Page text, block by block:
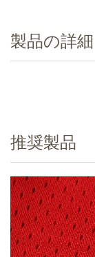
製品の詳細
推奨製品